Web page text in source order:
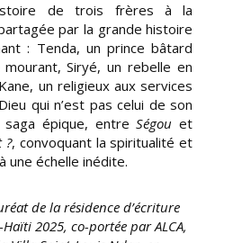
de trois frères à la
par la grande histoire
: Tenda, un prince bâtard
mourant, Siryé, un rebelle en
un religieux aux services
qui n’est pas celui de son
saga épique, entreSégou et
?, convoquant la spiritualité et
une échelle inédite.
de la résidence d’écriture
2025, co-portée par ALCA,